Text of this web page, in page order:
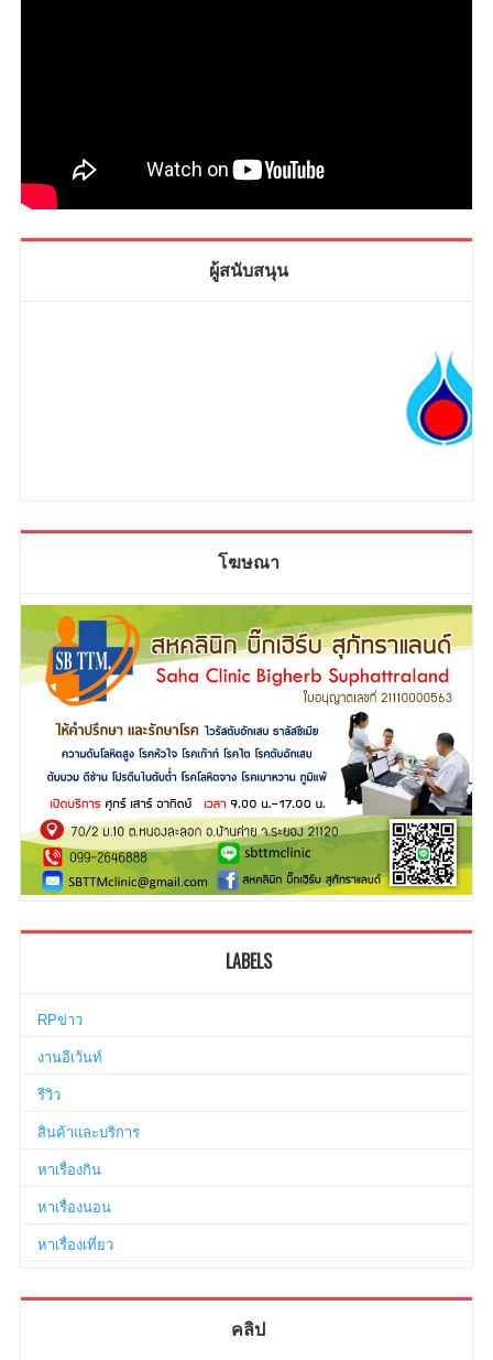
ผู้สนับสนุน
โฆษณา
LABELS
RPข่าว
งานอีเว้นท์
รีวิว
สินค้าและบริการ
หาเรื่องกิน
หาเรื่องนอน
หาเรื่องเที่ยว
คลิป